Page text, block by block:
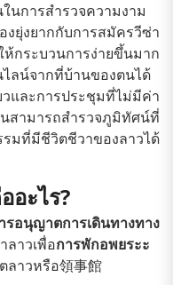
การสำรวจความงาม
ยุ่งยากกับการสมัครวีซ่า
กระบวนการง่ายขึ้นมาก
ลน์จากที่บ้านของตนได้
และการประชุมที่ไม่มีค่า
สามารถสำรวจภูมิทัศน์ที่
ที่มีชีวิตชีวาของลาวได้
อะไร?
รอนุญาตการเดินทางทาง
าวเพื่อการพักอพยระะ
ลาวหรือ領事館